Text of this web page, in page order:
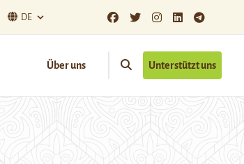
DE
Über uns Unterstützt uns